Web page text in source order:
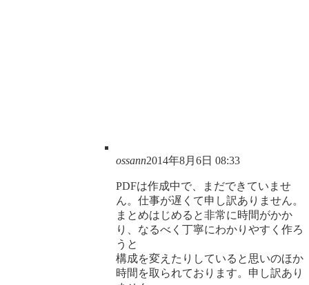
ossann2014年8月6日 08:33
PDFは作成中で、まだできていませ
ん。仕事が遅くて申し訳ありません。
まとめはじめると非常に時間がかか
り、なるべく丁寧にわかりやすく作ろ
うと
構成を変えたりしていると思いのほか
時間を取られております。申し訳あり